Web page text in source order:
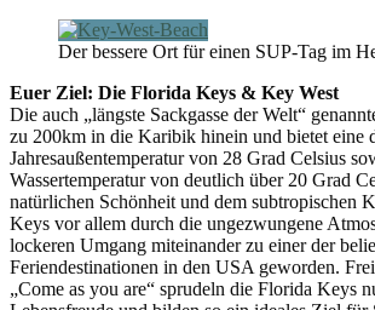
Der bessere Ort für einen SUP-Tag im
Euer Ziel: Die Florida Keys & Key West
Die auch „längste Sackgasse der Welt“
zu 200km in die Karibik hinein und bietet eine
Jahresaußentemperatur von 28 Grad Celsius
Wassertemperatur von deutlich über 20 Grad
natürlichen Schönheit und dem subtropischen
Keys vor allem durch die ungezwungene
lockeren Umgang miteinander zu einer der
Feriendestinationen in den USA geworden.
„Come as you are“ sprudeln die Florida Keys